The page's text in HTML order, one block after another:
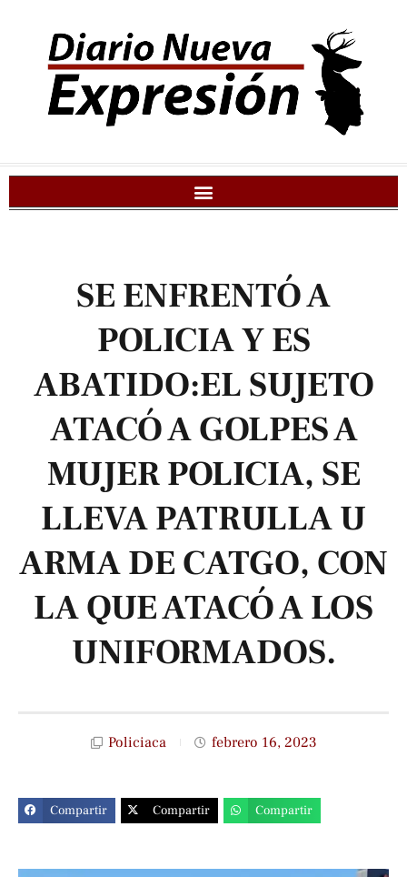
SE ENFRENTÓ A
POLICIA Y ES
ABATIDO:EL SUJETO
ATACÓ A GOLPES A
MUJER POLICIA, SE
LLEVA PATRULLA U
ARMA DE CATGO, CON
LA QUE ATACÓ A LOS
UNIFORMADOS.
Policiaca febrero 16, 2023
Compartir Compartir Compartir